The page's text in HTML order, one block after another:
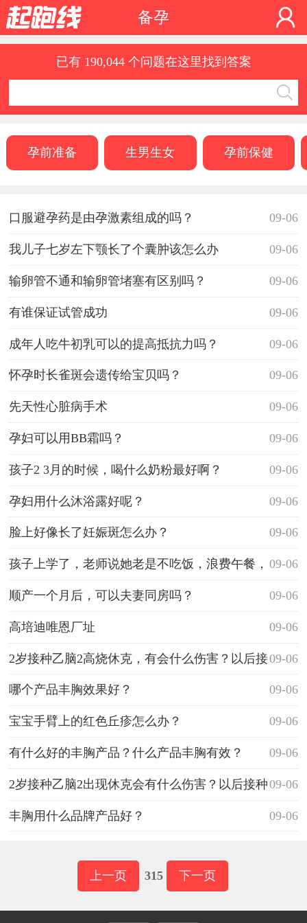
备孕
已有 190,044 个问题在这里找到答案
孕前准备 生男生女 孕前保健
09-06
口服避孕药是由孕激素组成的吗？
09-06
我儿子七岁左下颚长了个囊肿该怎么办
09-06
输卵管不通和输卵管堵塞有区别吗？
09-06
有谁保证试管成功
09-06
成年人吃牛初乳可以的提高抵抗力吗？
09-06
怀孕时长雀斑会遗传给宝贝吗？
09-06
先天性心脏病手术
09-06
孕妇可以用BB霜吗？
09-06
孩子2 3月的时候，喝什么奶粉最好啊？
09-06
孕妇用什么沐浴露好呢？
09-06
脸上好像长了妊娠斑怎么办？
09-06
孩子上学了，老师说她老是不吃饭，浪费午餐，
跪求各位家长给点意见？ 09-06
顺产一个月后，可以夫妻同房吗？
09-06
高培迪唯恩厂址
09-06
2岁接种乙脑2高烧休克，有会什么伤害？以后接
种其他疫苗需试针吗？ 09-06
哪个产品丰胸效果好？
09-06
宝宝手臂上的红色丘疹怎么办？
09-06
有什么好的丰胸产品？什么产品丰胸有效？
09-06
2岁接种乙脑2出现休克会有什么伤害？以后接种
其他疫苗需试针吗？ 09-06
丰胸用什么品牌产品好？
上一页 315 下一页